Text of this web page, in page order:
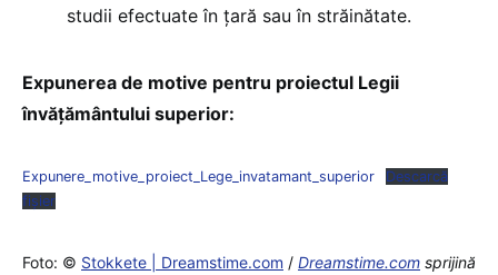
studii efectuate în ţară sau în străinătate.
Expunerea de motive pentru proiectul Legii
învățământului superior:
Expunere_motive_proiect_Lege_invatamant_superior
Descarcă
fișier
Foto: © Stokkete | Dreamstime.com / Dreamstime.com sprijină